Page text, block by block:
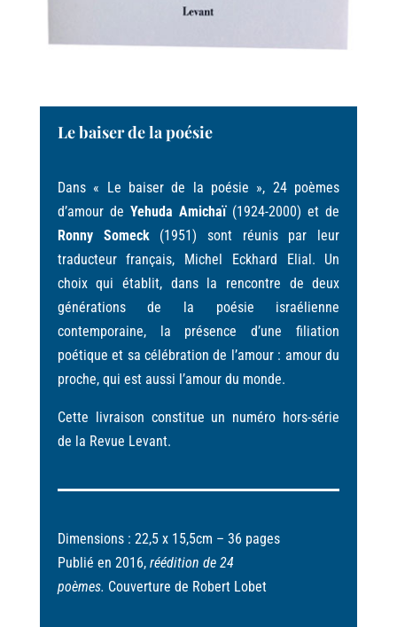
Le baiser de la poésie
Dans « Le baiser de la poésie », 24 poèmes
d’amour de Yehuda Amichaï(1924-2000) et de
Ronny Someck(1951) sont réunis par leur
traducteur français, Michel Eckhard Elial. Un
choix qui établit, dans la rencontre de deux
générations de la poésie israélienne
contemporaine, la présence d’une filiation
poétique et sa célébration de l’amour : amour du
proche, qui est aussi l’amour du monde.
Cette livraison constitue un numéro hors-série
de la Revue Levant.
Dimensions : 22,5 x 15,5cm – 36 pages
Publié en 2016, réédition de 24
poèmes. Couverture de Robert Lobet